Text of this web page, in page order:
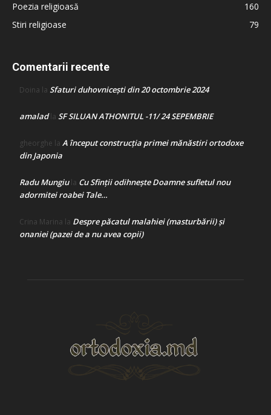
Poezia religioasă
160
Stiri religioase
79
Comentarii recente
Doina la Sfaturi duhovnicești din 20 octombrie 2024
amaladla SF SILUAN ATHONITUL -11/ 24 SEPEMBRIE
gheorghe la A început construcţia primei mănăstiri ortodoxe
din Japonia
Radu Mungiula Cu Sfinții odihnește Doamne sufletul nou
adormitei roabei Tale…
Crina Marina la Despre păcatul malahiei (masturbării) şi
onaniei (pazei de a nu avea copii)